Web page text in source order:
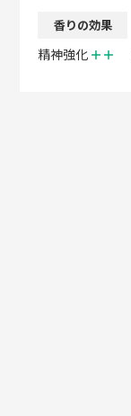
香りの効果
精神強化 ＋＋